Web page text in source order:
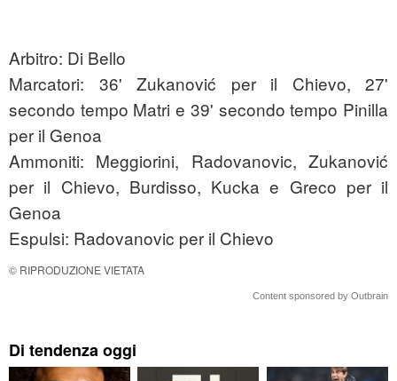
Arbitro: Di Bello
Marcatori: 36' Zukanović per il Chievo, 27'
secondo tempo Matri e 39' secondo tempo Pinilla
per il Genoa
Ammoniti: Meggiorini, Radovanovic, Zukanović
per il Chievo, Burdisso, Kucka e Greco per il
Genoa
Espulsi: Radovanovic per il Chievo
© RIPRODUZIONE VIETATA
Content sponsored by Outbrain
Di tendenza oggi